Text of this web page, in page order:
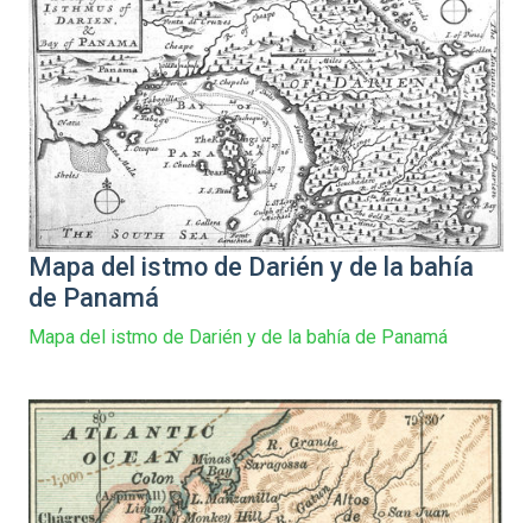
Mapa del istmo de Darién y de la bahía
de Panamá
Mapa del istmo de Darién y de la bahía de Panamá